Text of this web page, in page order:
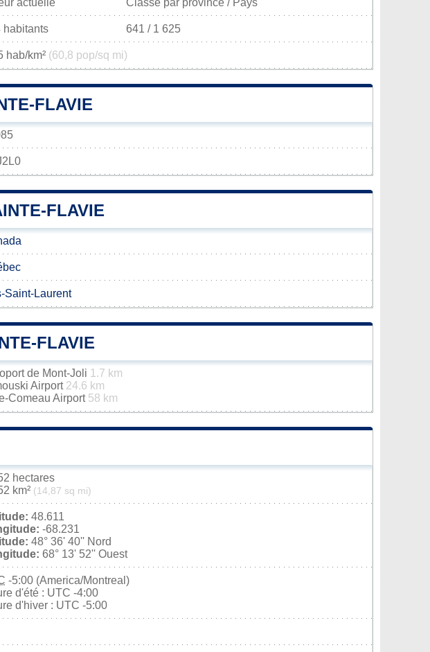
actuelle Classé par province / Pays
habitants 641 / 1 625
hab/km² (60,8 pop/sq mi)
FLAVIE
FLAVIE
Saint-Laurent
FLAVIE
de Mont-Joli 1.7 km
Airport 24.6 km
Comeau Airport 58 km
hectares
km² (14,87 sq mi)
48.611
-68.231
48° 36' 40'' Nord
68° 13' 52'' Ouest
-5:00 (America/Montreal)
d'été : UTC -4:00
d'hiver : UTC -5:00